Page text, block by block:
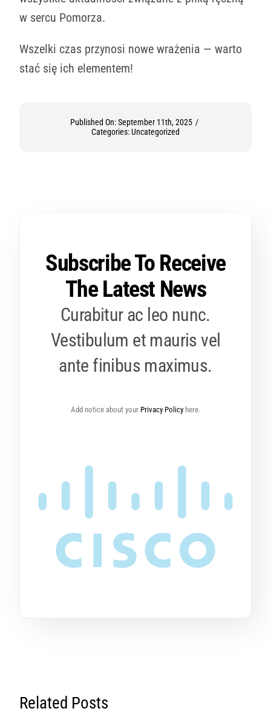
w sercu Pomorza.
Wszelki czas przynosi nowe wrażenia — warto
stać się ich elementem!
Published On: September 11th, 2025 /
Categories:Uncategorized
Subscribe To Receive
The Latest News
Curabitur ac leo nunc.
Vestibulum et mauris vel
ante finibus maximus.
Add notice about your Privacy Policy here.
Related Posts